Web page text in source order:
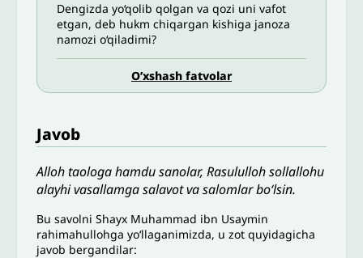
Dengizda yo‘qolib qolgan va qozi uni vafot
etgan, deb hukm chiqargan kishiga janoza
namozi o‘qiladimi?
O’xshash fatvolar
Javob
Alloh taologa hamdu sanolar, Rasululloh sollallohu
alayhi vasallamga salavot va salomlar bo‘lsin.
Bu savolni Shayx Muhammad ibn Usaymin
rahimahullohga yo‘llaganimizda, u zot quyidagicha
javob bergandilar: